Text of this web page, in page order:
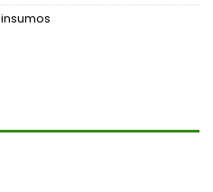
insumos